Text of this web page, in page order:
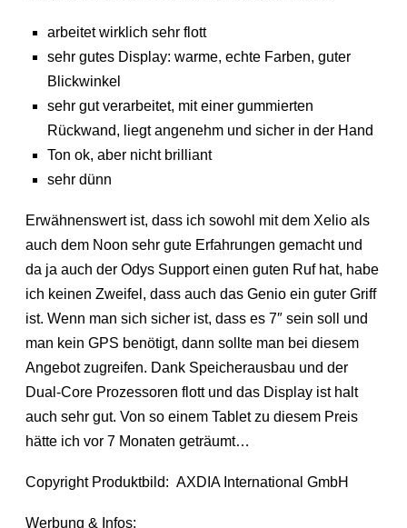
arbeitet wirklich sehr flott
sehr gutes Display: warme, echte Farben, guter
Blickwinkel
sehr gut verarbeitet, mit einer gummierten
Rückwand, liegt angenehm und sicher in der Hand
Ton ok, aber nicht brilliant
sehr dünn
Erwähnenswert ist, dass ich sowohl mit dem Xelio als
auch dem Noon sehr gute Erfahrungen gemacht und
da ja auch der Odys Support einen guten Ruf hat, habe
ich keinen Zweifel, dass auch das Genio ein guter Griff
ist. Wenn man sich sicher ist, dass es 7″ sein soll und
man kein GPS benötigt, dann sollte man bei diesem
Angebot zugreifen. Dank Speicherausbau und der
Dual-Core Prozessoren flott und das Display ist halt
auch sehr gut. Von so einem Tablet zu diesem Preis
hätte ich vor 7 Monaten geträumt…
Copyright Produktbild: AXDIA International GmbH
Werbung & Infos: